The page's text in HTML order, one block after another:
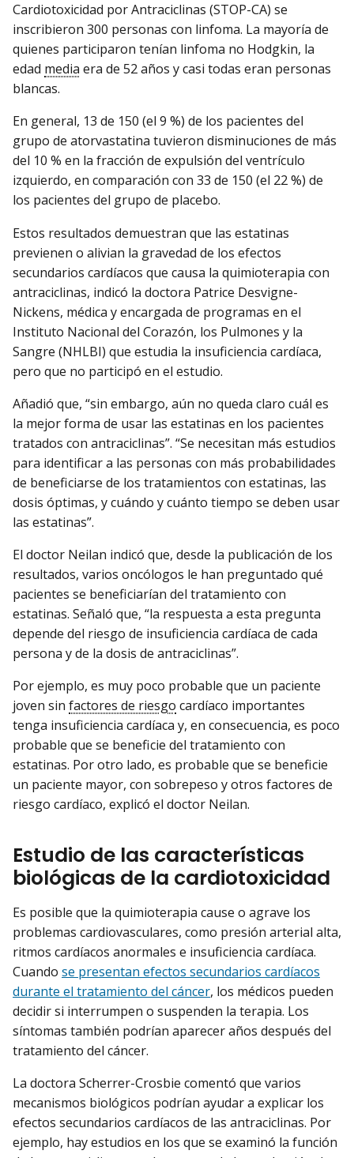
Cardiotoxicidad por Antraciclinas (STOP-CA) se
inscribieron 300 personas con linfoma. La mayoría de
quienes participaron tenían linfoma no Hodgkin, la
edad media era de 52 años y casi todas eran personas
blancas.
En general, 13 de 150 (el 9 %) de los pacientes del
grupo de atorvastatina tuvieron disminuciones de más
del 10 % en la fracción de expulsión del ventrículo
izquierdo, en comparación con 33 de 150 (el 22 %) de
los pacientes del grupo de placebo.
Estos resultados demuestran que las estatinas
previenen o alivian la gravedad de los efectos
secundarios cardíacos que causa la quimioterapia con
antraciclinas, indicó la doctora Patrice Desvigne-
Nickens, médica y encargada de programas en el
Instituto Nacional del Corazón, los Pulmones y la
Sangre (NHLBI) que estudia la insuficiencia cardíaca,
pero que no participó en el estudio.
Añadió que, “sin embargo, aún no queda claro cuál es
la mejor forma de usar las estatinas en los pacientes
tratados con antraciclinas”. “Se necesitan más estudios
para identificar a las personas con más probabilidades
de beneficiarse de los tratamientos con estatinas, las
dosis óptimas, y cuándo y cuánto tiempo se deben usar
las estatinas”.
El doctor Neilan indicó que, desde la publicación de los
resultados, varios oncólogos le han preguntado qué
pacientes se beneficiarían del tratamiento con
estatinas. Señaló que, “la respuesta a esta pregunta
depende del riesgo de insuficiencia cardíaca de cada
persona y de la dosis de antraciclinas”.
Por ejemplo, es muy poco probable que un paciente
joven sin factores de riesgo cardíaco importantes
tenga insuficiencia cardíaca y, en consecuencia, es poco
probable que se beneficie del tratamiento con
estatinas. Por otro lado, es probable que se beneficie
un paciente mayor, con sobrepeso y otros factores de
riesgo cardíaco, explicó el doctor Neilan.
Estudio de las características
biológicas de la cardiotoxicidad
Es posible que la quimioterapia cause o agrave los
problemas cardiovasculares, como presión arterial alta,
ritmos cardíacos anormales e insuficiencia cardíaca.
Cuando se presentan efectos secundarios cardíacos
durante el tratamiento del cáncer, los médicos pueden
decidir si interrumpen o suspenden la terapia. Los
síntomas también podrían aparecer años después del
tratamiento del cáncer.
La doctora Scherrer-Crosbie comentó que varios
mecanismos biológicos podrían ayudar a explicar los
efectos secundarios cardíacos de las antraciclinas. Por
ejemplo, hay estudios en los que se examinó la función